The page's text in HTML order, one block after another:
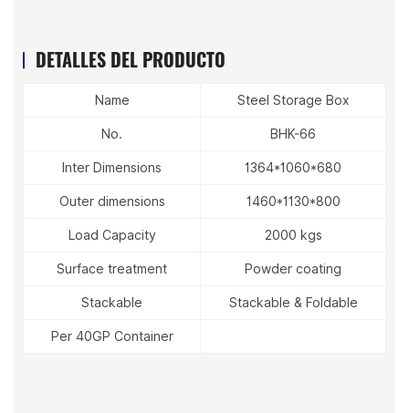
DETALLES DEL PRODUCTO
Name
Steel Storage Box
No.
BHK-66
Inter Dimensions
1364*1060*680
Outer dimensions
1460*1130*800
Load Capacity
2000 kgs
Surface treatment
Powder coating
Stackable
Stackable & Foldable
Per 40GP Container